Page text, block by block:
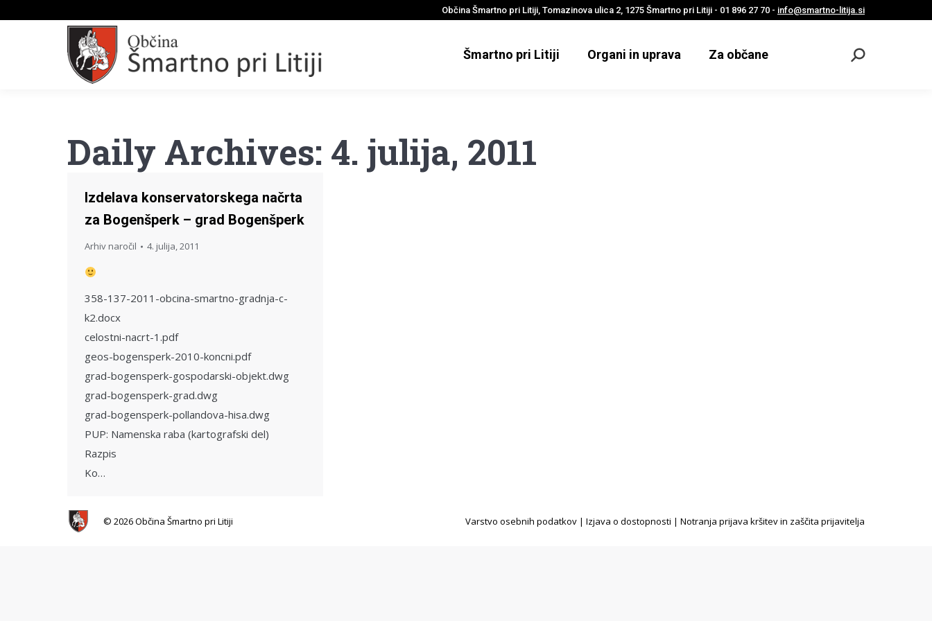
Občina Šmartno pri Litiji, Tomazinova ulica 2, 1275 Šmartno pri Litiji - 01 896 27 70 - info@smartno-litija.si
Šmartno pri Litiji Organi in uprava Za občane
Odpri
Daily Archives: 4. julija, 2011
Izdelava konservatorskega načrta
za Bogenšperk – grad Bogenšperk
Arhiv naročil 4. julija, 2011
358-137-2011-obcina-smartno-gradnja-c-
k2.docx
celostni-nacrt-1.pdf
geos-bogensperk-2010-koncni.pdf
grad-bogensperk-gospodarski-objekt.dwg
grad-bogensperk-grad.dwg
grad-bogensperk-pollandova-hisa.dwg
PUP: Namenska raba (kartografski del)
Razpis
Ko…
© 2026 Občina Šmartno pri Litiji Varstvo osebnih podatkov | Izjava o dostopnosti | Notranja prijava kršitev in zaščita prijavitelja